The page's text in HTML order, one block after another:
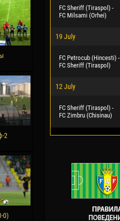
2
0)
FC Sheriff (Tiraspol) -
FC Milsami (Orhei)
19 July
FC Petrocub (Hincesti) -
FC Sheriff (Tiraspol)
12 July
FC Sheriff (Tiraspol) -
FC Zimbru (Chisinau)